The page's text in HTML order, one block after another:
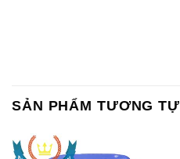
SẢN PHẨM TƯƠNG TỰ